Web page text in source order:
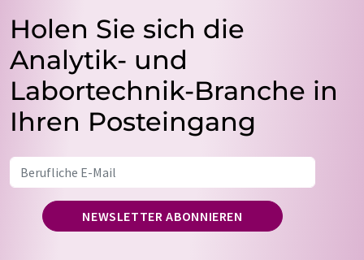
Holen Sie sich die
Analytik- und
Labortechnik-Branche in
Ihren Posteingang
NEWSLETTER ABONNIEREN